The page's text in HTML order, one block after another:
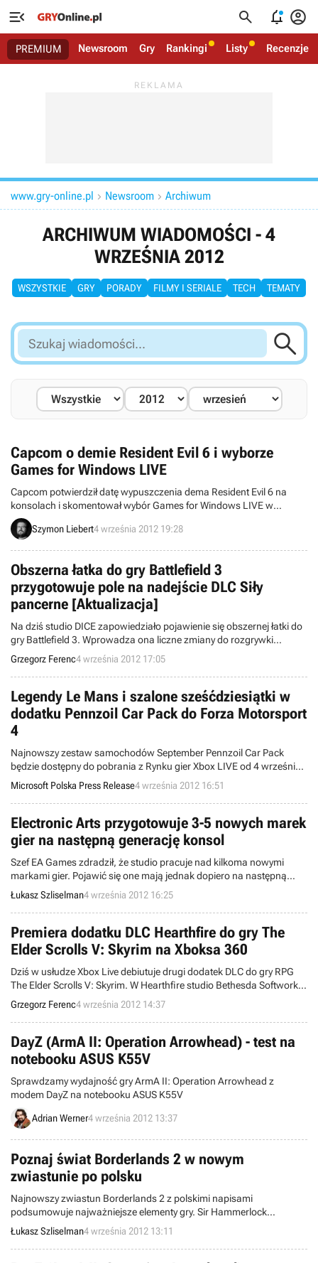
   
PREMIUM Newsroom Gry Rankingi Listy Recenzje
www.gry-online.pl  Newsroom  Archiwum
ARCHIWUM WIADOMOŚCI - 4
WRZEŚNIA 2012
WSZYSTKIE GRY PORADY FILMY I SERIALE TECH TEMATY
Szukaj
wiadomości...

Capcom o demie Resident Evil 6 i wyborze
Games for Windows LIVE
Capcom potwierdził datę wypuszczenia dema Resident Evil 6 na
konsolach i skomentował wybór Games for Windows LIVE w
wersjach pecetowych swoich tytułów. Producent zdecydował się na
tę platformę ze względu na bezpieczeństwo oraz łatwość w
Szymon Liebert4 września 2012 19:28
Obszerna łatka do gry Battlefield 3
przygotowuje pole na nadejście DLC Siły
pancerne [Aktualizacja]
Na dziś studio DICE zapowiedziało pojawienie się obszernej łatki do
gry Battlefield 3. Wprowadza ona liczne zmiany do rozgrywki
wieloosobowej i przygotowuje pole na nadejście DLC Siły pancerne,
które już dziś mogą pobrać użytkownicy konsoli PlayStation 3
posiadający konto Premium.
Grzegorz Ferenc4 września 2012 17:05
Legendy Le Mans i szalone sześćdziesiątki w
dodatku Pennzoil Car Pack do Forza Motorsport
4
Najnowszy zestaw samochodów September Pennzoil Car Pack
będzie dostępny do pobrania z Rynku gier Xbox LIVE od 4 września,
w cenie 560 punktów Microsoft Points.
Microsoft Polska Press Release4 września 2012 16:51
Electronic Arts przygotowuje 3-5 nowych marek
gier na następną generację konsol
Szef EA Games zdradził, że studio pracuje nad kilkoma nowymi
markami gier. Pojawić się one mają jednak dopiero na następną
generację konsol. Frank Gibeau wyjawia plany firmy i tłumaczy
dlaczego ostatnio w branży gier pojawia się tak mało innowacyjnych
produkcji.
Łukasz Szliselman4 września 2012 16:25
Premiera dodatku DLC Hearthfire do gry The
Elder Scrolls V: Skyrim na Xboksa 360
Dziś w usłudze Xbox Live debiutuje drugi dodatek DLC do gry RPG
The Elder Scrolls V: Skyrim. W Hearthfire studio Bethesda Softworks
umożliwi nam wybudowanie i wyposażenie własnego domostwa.
Rozszerzenie wprowadza także wiele elementów interakcji z
otoczeniem.
Grzegorz Ferenc4 września 2012 14:37
DayZ (ArmA II: Operation Arrowhead) - test na
notebooku ASUS K55V
Sprawdzamy wydajność gry ArmA II: Operation Arrowhead z
modem DayZ na notebooku ASUS K55V
Adrian Werner4 września 2012 13:37
Poznaj świat Borderlands 2 w nowym
zwiastunie po polsku
Najnowszy zwiastun Borderlands 2 z polskimi napisami
podsumowuje najważniejsze elementy gry. Sir Hammerlock
opowiada m.in. o zmianach na powierzchni Pandory, postaciach i
ich rozwoju, niezliczonych rodzajach broni, nowych przeciwnikach
oraz zabawie w trybie multiplayer.
Łukasz Szliselman4 września 2012 13:11